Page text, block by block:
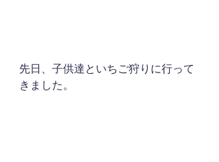
先日、子供達といちご狩りに行って
きました。